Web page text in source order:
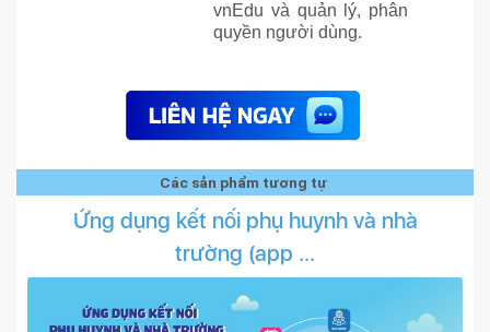
vnEdu và quản lý, phân
quyền người dùng.
Các sản phẩm tương tự
Ứng dụng kết nối phụ huynh và nhà
trường (app ...